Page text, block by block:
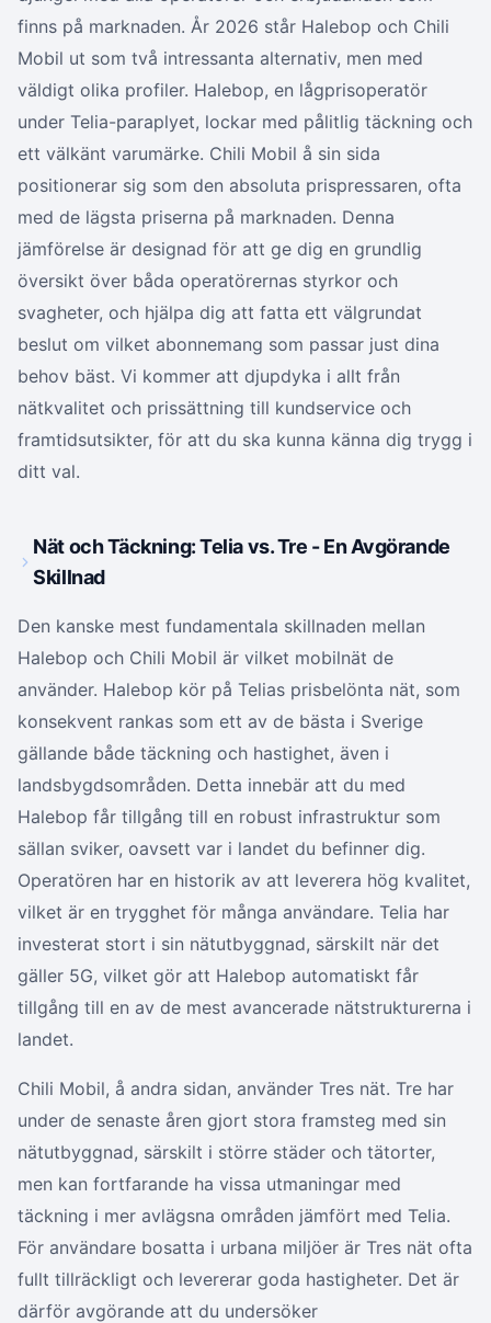
finns på marknaden. År 2026 står Halebop och Chili
Mobil ut som två intressanta alternativ, men med
väldigt olika profiler. Halebop, en lågprisoperatör
under Telia-paraplyet, lockar med pålitlig täckning och
ett välkänt varumärke. Chili Mobil å sin sida
positionerar sig som den absoluta prispressaren, ofta
med de lägsta priserna på marknaden. Denna
jämförelse är designad för att ge dig en grundlig
översikt över båda operatörernas styrkor och
svagheter, och hjälpa dig att fatta ett välgrundat
beslut om vilket abonnemang som passar just dina
behov bäst. Vi kommer att djupdyka i allt från
nätkvalitet och prissättning till kundservice och
framtidsutsikter, för att du ska kunna känna dig trygg i
ditt val.
Nät och Täckning: Telia vs. Tre - En Avgörande
Skillnad
Den kanske mest fundamentala skillnaden mellan
Halebop och Chili Mobil är vilket mobilnät de
använder. Halebop kör på Telias prisbelönta nät, som
konsekvent rankas som ett av de bästa i Sverige
gällande både täckning och hastighet, även i
landsbygdsområden. Detta innebär att du med
Halebop får tillgång till en robust infrastruktur som
sällan sviker, oavsett var i landet du befinner dig.
Operatören har en historik av att leverera hög kvalitet,
vilket är en trygghet för många användare. Telia har
investerat stort i sin nätutbyggnad, särskilt när det
gäller 5G, vilket gör att Halebop automatiskt får
tillgång till en av de mest avancerade nätstrukturerna i
landet.
Chili Mobil, å andra sidan, använder Tres nät. Tre har
under de senaste åren gjort stora framsteg med sin
nätutbyggnad, särskilt i större städer och tätorter,
men kan fortfarande ha vissa utmaningar med
täckning i mer avlägsna områden jämfört med Telia.
För användare bosatta i urbana miljöer är Tres nät ofta
fullt tillräckligt och levererar goda hastigheter. Det är
därför avgörande att du undersöker